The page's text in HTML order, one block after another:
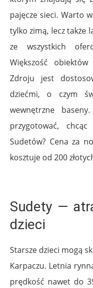
pajęcze sieci. Warto
tylko zimą, lecz także
ze wszystkich
Większość
Zdroju jest
dziećmi, o czym
wewnętrzne
przygotować,
Sudetów? Cena za
kosztuje od 200
Sudety —
dzieci
Starsze dzieci mogą
Karpaczu. Letnia
prędkość nawet do